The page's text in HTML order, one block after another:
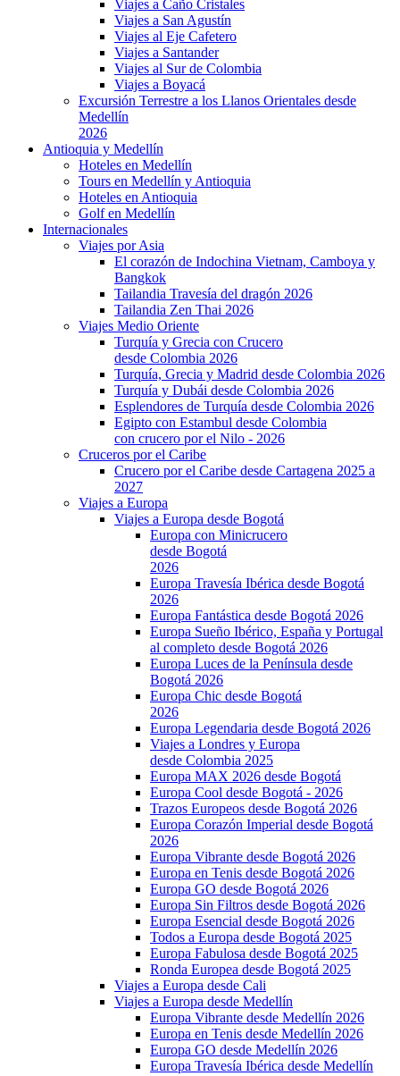
Viajes a Caño Cristales
Viajes a San Agustín
Viajes al Eje Cafetero
Viajes a Santander
Viajes al Sur de Colombia
Viajes a Boyacá
Excursión Terrestre a los Llanos Orientales desde
Medellín
2026
Antioquia y Medellín
Hoteles en Medellín
Tours en Medellín y Antioquia
Hoteles en Antioquia
Golf en Medellín
Internacionales
Viajes por Asia
El corazón de Indochina Vietnam, Camboya y
Bangkok
Tailandia Travesía del dragón 2026
Tailandia Zen Thai 2026
Viajes Medio Oriente
Turquía y Grecia con Crucero
desde Colombia 2026
Turquía, Grecia y Madrid desde Colombia 2026
Turquía y Dubái desde Colombia 2026
Esplendores de Turquía desde Colombia 2026
Egipto con Estambul desde Colombia
con crucero por el Nilo - 2026
Cruceros por el Caribe
Crucero por el Caribe desde Cartagena 2025 a
2027
Viajes a Europa
Viajes a Europa desde Bogotá
Europa con Minicrucero
desde Bogotá
2026
Europa Travesía Ibérica desde Bogotá
2026
Europa Fantástica desde Bogotá 2026
Europa Sueño Ibérico, España y Portugal
al completo desde Bogotá 2026
Europa Luces de la Península desde
Bogotá 2026
Europa Chic desde Bogotá
2026
Europa Legendaria desde Bogotá 2026
Viajes a Londres y Europa
desde Colombia 2025
Europa MAX 2026 desde Bogotá
Europa Cool desde Bogotá - 2026
Trazos Europeos desde Bogotá 2026
Europa Corazón Imperial desde Bogotá
2026
Europa Vibrante desde Bogotá 2026
Europa en Tenis desde Bogotá 2026
Europa GO desde Bogotá 2026
Europa Sin Filtros desde Bogotá 2026
Europa Esencial desde Bogotá 2026
Todos a Europa desde Bogotá 2025
Europa Fabulosa desde Bogotá 2025
Ronda Europea desde Bogotá 2025
Viajes a Europa desde Cali
Viajes a Europa desde Medellín
Europa Vibrante desde Medellín 2026
Europa en Tenis desde Medellín 2026
Europa GO desde Medellín 2026
Europa Travesía Ibérica desde Medellín